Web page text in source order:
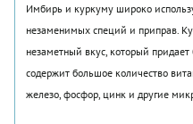
Имбирь и куркуму широко
незаменимых специй и приправ.
незаметный вкус, который
содержит большое количество
железо, фосфор, цинк и другие